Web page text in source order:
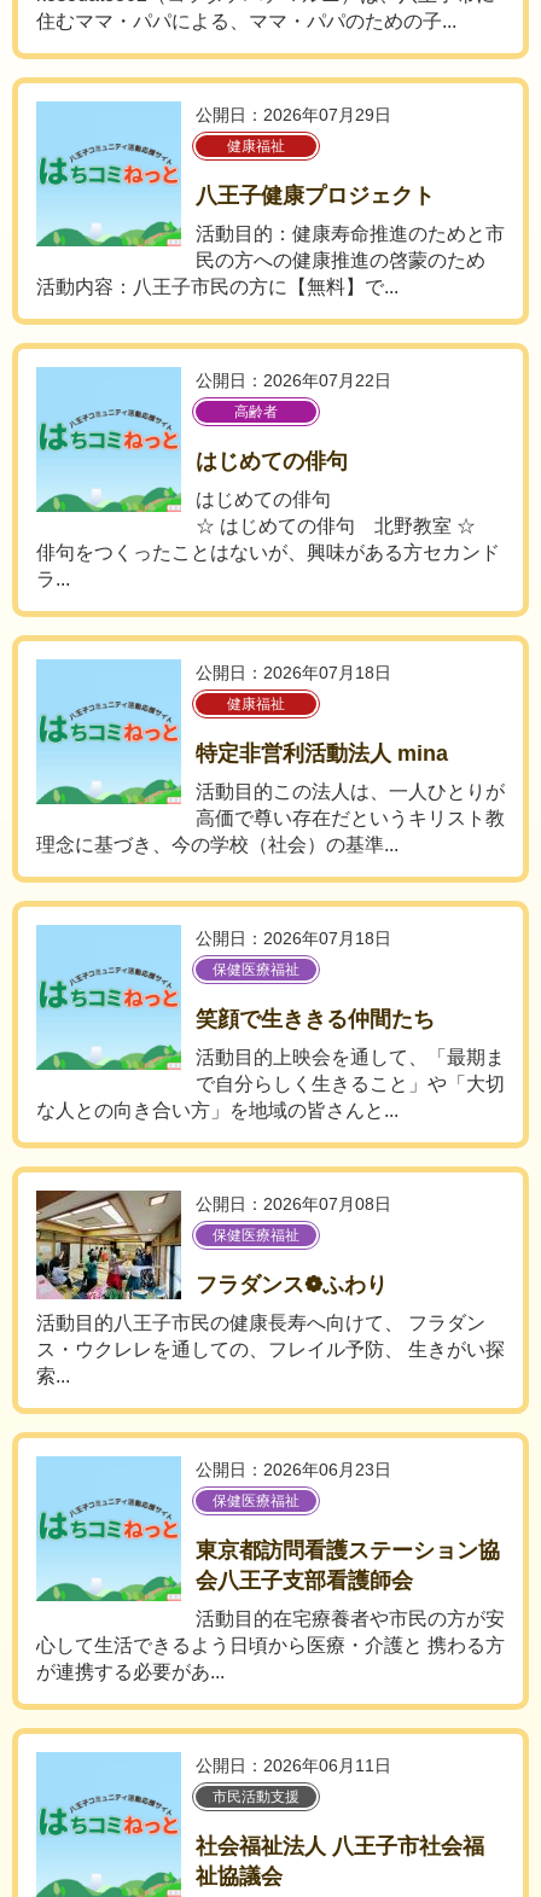
住むママ・パパによる、ママ・パパのための子...
公開日：2026年07月29日
健康福祉
八王子健康プロジェクト
活動目的：健康寿命推進のためと市
民の方への健康推進の啓蒙のため
活動内容：八王子市民の方に【無料】で...
公開日：2026年07月22日
高齢者
はじめての俳句
はじめての俳句
☆ はじめての俳句 北野教室 ☆
俳句をつくったことはないが、興味がある方セカンド
ラ...
公開日：2026年07月18日
健康福祉
特定非営利活動法人 mina
活動目的この法人は、一人ひとりが
高価で尊い存在だというキリスト教
理念に基づき、今の学校（社会）の基準...
公開日：2026年07月18日
保健医療福祉
笑顔で生ききる仲間たち
活動目的上映会を通して、「最期ま
で自分らしく生きること」や「大切
な人との向き合い方」を地域の皆さんと...
公開日：2026年07月08日
保健医療福祉
フラダンス❁ふわり
活動目的八王子市民の健康長寿へ向けて、 フラダン
ス・ウクレレを通しての、フレイル予防、 生きがい探
索...
公開日：2026年06月23日
保健医療福祉
東京都訪問看護ステーション協
会八王子支部看護師会
活動目的在宅療養者や市民の方が安
心して生活できるよう日頃から医療・介護と 携わる方
が連携する必要があ...
公開日：2026年06月11日
市民活動支援
社会福祉法人 八王子市社会福
祉協議会